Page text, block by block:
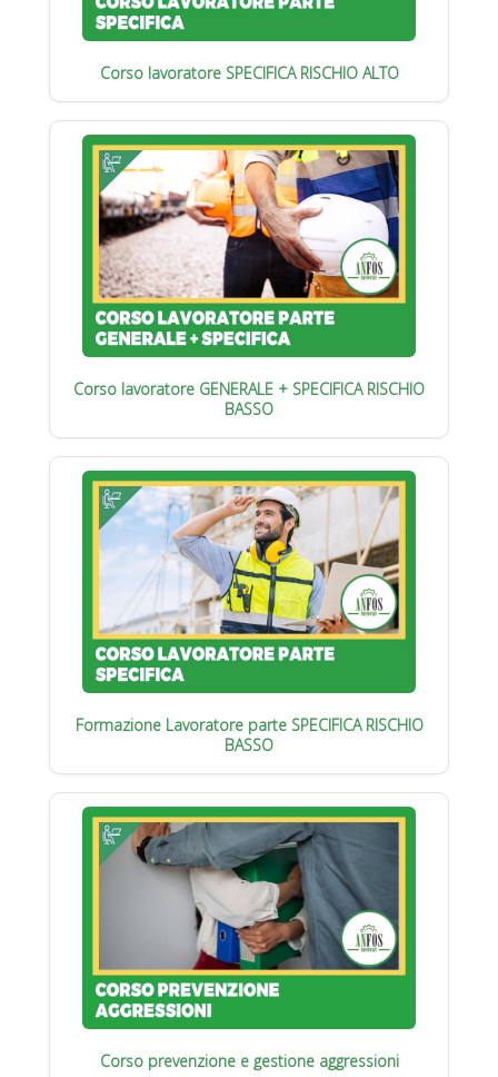
Corso lavoratore SPECIFICA RISCHIO ALTO
Corso lavoratore GENERALE + SPECIFICA RISCHIO
BASSO
Formazione Lavoratore parte SPECIFICA RISCHIO
BASSO
Corso prevenzione e gestione aggressioni